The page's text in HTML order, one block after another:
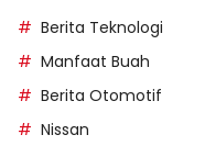
Berita Teknologi
Manfaat Buah
Berita Otomotif
Nissan